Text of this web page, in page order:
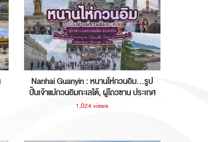
Nanhai Guanyin : หนานไห่กวนอิม...รูป
ปั้นเจ้าแม่กวนอิมทะเลใต้, ผู่โถวซาน ประเทศ
จีน
1,024 views